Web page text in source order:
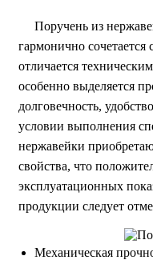
Поручень из
гармонично
отличается
особенно выделяется
долговечность,
условии выполнения
нержавейки
свойства, что
эксплуатационных
продукции следует
Механическая